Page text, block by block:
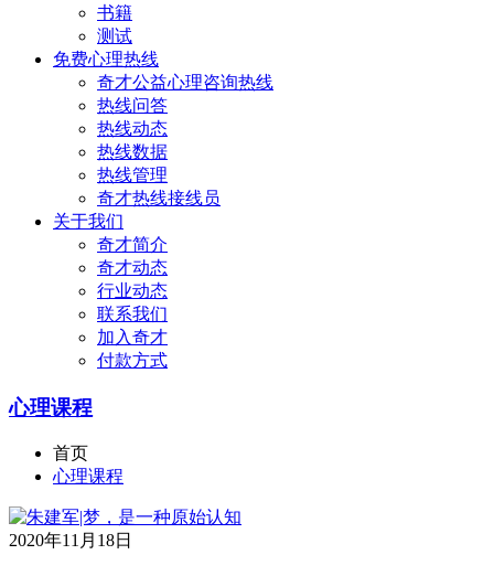
书籍
测试
免费心理热线
奇才公益心理咨询热线
热线问答
热线动态
热线数据
热线管理
奇才热线接线员
关于我们
奇才简介
奇才动态
行业动态
联系我们
加入奇才
付款方式
心理课程
首页
心理课程
2020年11月18日